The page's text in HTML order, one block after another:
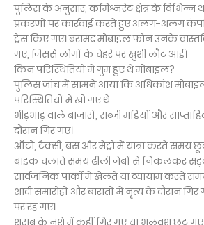
पुलिस के अनुसार, कमिश्नरेट क्षेत्र के विभिन्न
प्रकरणों पर कार्रवाई करते हुए अलग-अलग
ट्रेस किए गए। बरामद मोबाइल फोन उनके
गए, जिससे लोगों के चेहरे पर खुशी लौट आई।
किन परिस्थितियों में गुम हुए थे मोबाइल?
पुलिस जांच में सामने आया कि अधिकांश
परिस्थितियों में खो गए थे
भीड़भाड़ वाले बाजारों, सब्जी मंडियों और
दौरान गिर गए।
ऑटो, टैक्सी, बस और मेट्रो में यात्रा करते समय
बाइक चलाते समय ढीली जेबों से निकलकर
सार्वजनिक पार्कों में खेलते या व्यायाम करते
शादी समारोहों और बारातों में नृत्य के दौरान
पर रह गए।
शराब के नशे में कहीं गिर गए या भूलवश छूट